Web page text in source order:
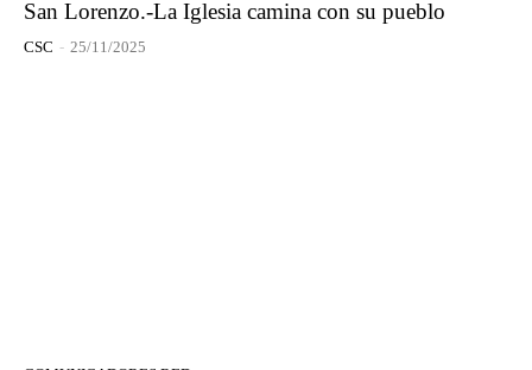
San Lorenzo.-La Iglesia camina con su pueblo
CSC - 25/11/2025